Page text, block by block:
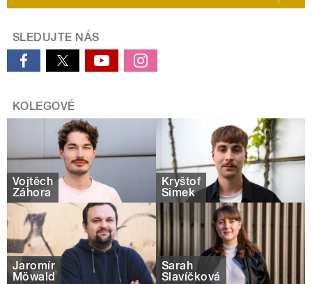
SLEDUJTE NÁS
KOLEGOVÉ
Vojtěch
Záhora
Kryštof
Šimek
Jaromír
Möwald
Sarah
Slavíčková